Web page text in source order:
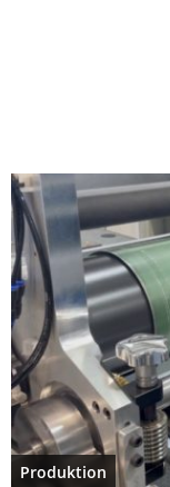
Produktion